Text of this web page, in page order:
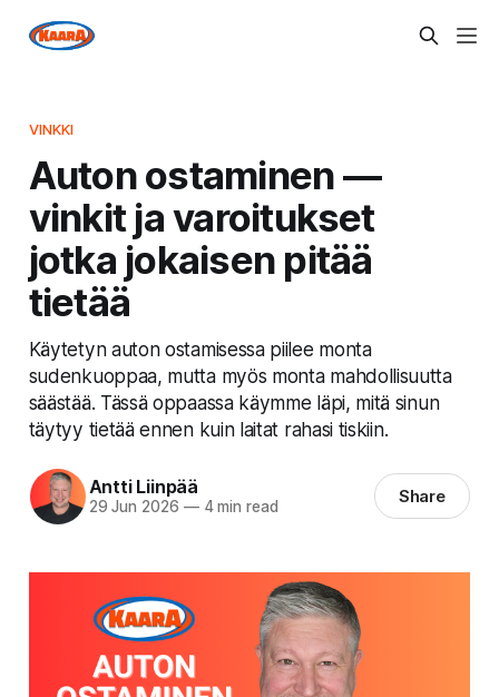
VINKKI
Auton ostaminen —
vinkit ja varoitukset
jotka jokaisen pitää
tietää
Käytetyn auton ostamisessa piilee monta
sudenkuoppaa, mutta myös monta mahdollisuutta
säästää. Tässä oppaassa käymme läpi, mitä sinun
täytyy tietää ennen kuin laitat rahasi tiskiin.
Antti Liinpää
29 Jun 2026 —4 min read Share